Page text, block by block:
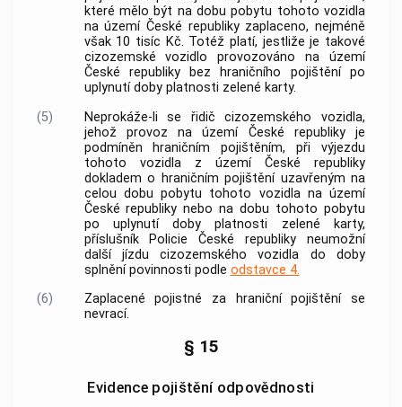
které mělo být na dobu pobytu tohoto vozidla
na území České republiky zaplaceno, nejméně
však 10 tisíc Kč. Totéž platí, jestliže je takové
cizozemské vozidlo provozováno na území
České republiky bez hraničního pojištění po
uplynutí doby platnosti zelené karty.
(5)
Neprokáže-li se řidič cizozemského vozidla,
jehož provoz na území České republiky je
podmíněn hraničním pojištěním, při výjezdu
tohoto vozidla z území České republiky
dokladem o hraničním pojištění uzavřeným na
celou dobu pobytu tohoto vozidla na území
České republiky nebo na dobu tohoto pobytu
po uplynutí doby platnosti zelené karty,
příslušník Policie České republiky neumožní
další jízdu cizozemského vozidla do doby
splnění povinnosti podle odstavce 4.
(6)
Zaplacené pojistné za hraniční pojištění se
nevrací.
§ 15
Evidence pojištění odpovědnosti